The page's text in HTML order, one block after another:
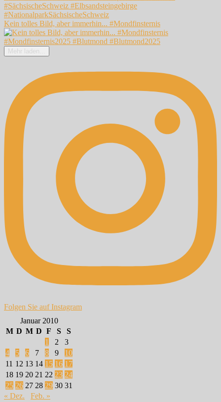
Kein tolles Bild, aber immerhin... #Mondfinsternis
Mehr laden...
Folgen Sie auf Instagram
Januar 2010
M D M D F S
S
1
2
3
4
5 6 7 8 9
10
11 12 13 14 15 16 17
18 19 20 21 22 23 24
25 26 27 28 29 30 31
« Dez.
Feb. »